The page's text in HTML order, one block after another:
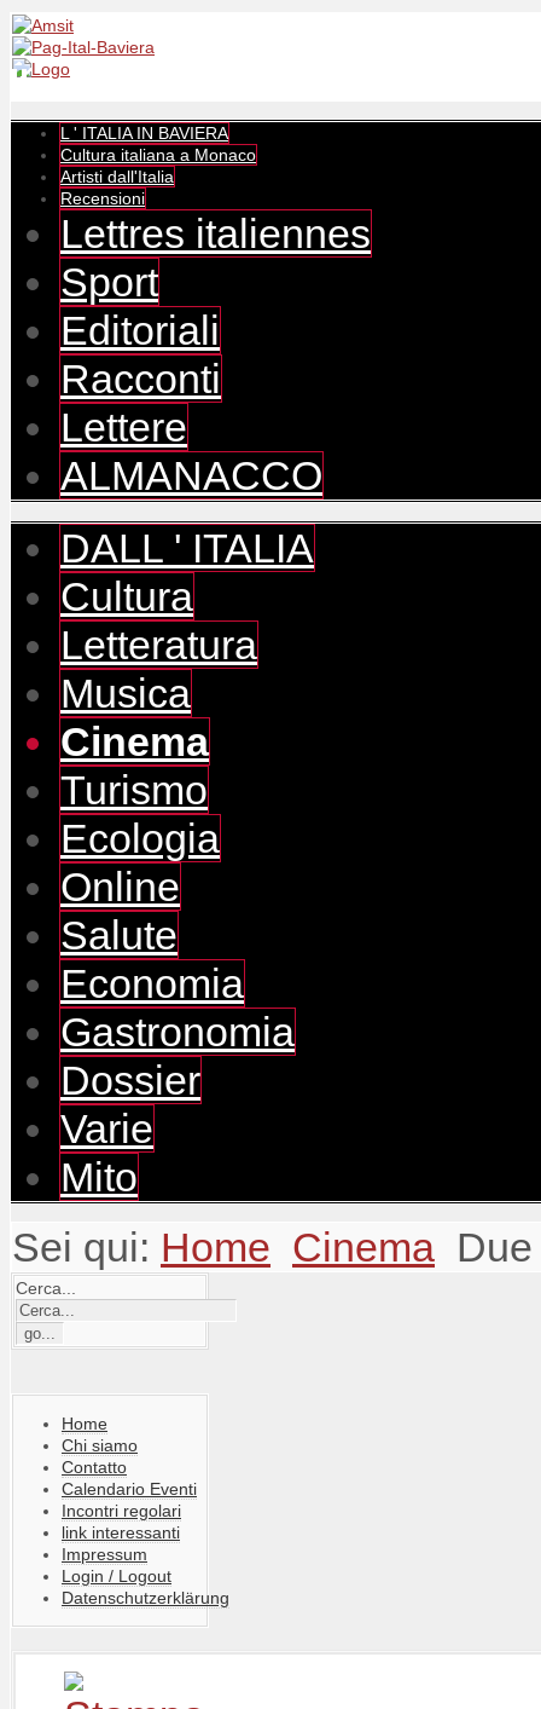
L ' ITALIA IN BAVIERA
Cultura italiana a Monaco
Artisti dall'Italia
Recensioni
Lettres italiennes
Sport
Editoriali
Racconti
Lettere
ALMANACCO
DALL ' ITALIA
Cultura
Letteratura
Musica
Cinema
Turismo
Ecologia
Online
Salute
Economia
Gastronomia
Dossier
Varie
Mito
Sei qui: Home Cinema
Cerca...
Home
Chi siamo
Contatto
Calendario Eventi
Incontri regolari
link interessanti
Impressum
Login / Logout
Datenschutzerklärung